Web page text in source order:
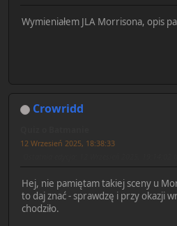
Wymieniałem JLA Morrisona, opis
Crowridd
12 Wrzesień 2025, 18:38:33
Hej, nie pamiętam takiej sceny u
to daj znać - sprawdzę i przy okazji
chodziło.